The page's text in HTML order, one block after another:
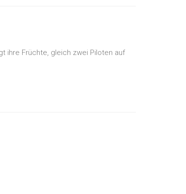
ihre Früchte, gleich zwei Piloten auf